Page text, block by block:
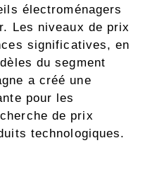
électroménagers
Les niveaux de prix
significatives, en
du segment
a créé une
pour les
de prix
technologiques.